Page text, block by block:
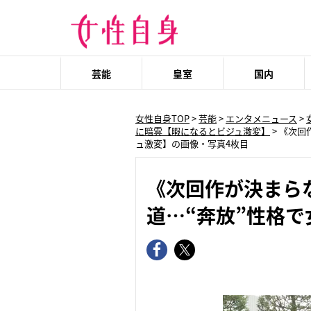
芸能 皇室 国内
女性自身TOP>芸能> エンタメニュース >
に暗雲【暇になるとビジュ激変】 > 《次
ュ激変】の画像・写真4枚目
《次回作が決ま
道…“奔放”性格で